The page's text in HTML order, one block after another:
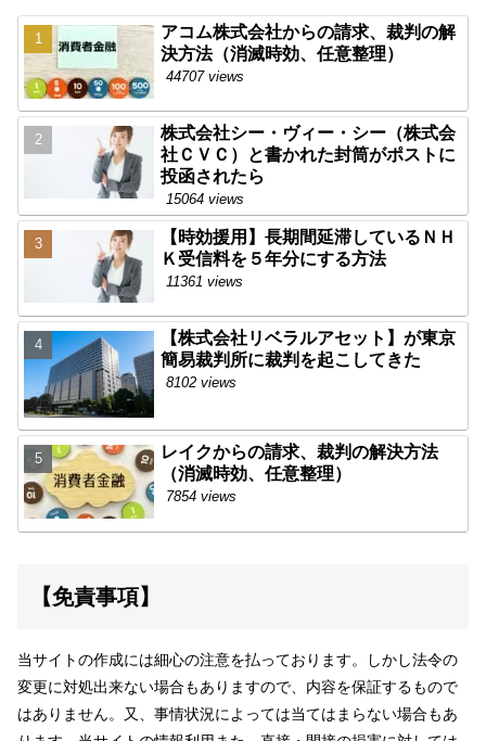
アコム株式会社からの請求、裁判の解
決方法（消滅時効、任意整理）
44707 views
株式会社シー・ヴィー・シー（株式会
社ＣＶＣ）と書かれた封筒がポストに
投函されたら
15064 views
【時効援用】長期間延滞しているＮＨ
Ｋ受信料を５年分にする方法
11361 views
【株式会社リベラルアセット】が東京
簡易裁判所に裁判を起こしてきた
8102 views
レイクからの請求、裁判の解決方法
（消滅時効、任意整理）
7854 views
【免責事項】
当サイトの作成には細心の注意を払っております。しかし法令の
変更に対処出来ない場合もありますので、内容を保証するもので
はありません。又、事情状況によっては当てはまらない場合もあ